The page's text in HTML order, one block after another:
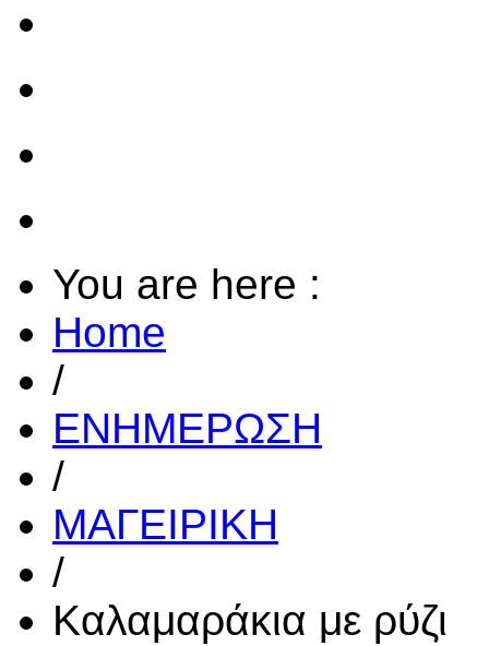
You are here :
Home
/
ΕΝΗΜΕΡΩΣΗ
/
ΜΑΓΕΙΡΙΚΗ
/
Καλαμαράκια με ρύζι